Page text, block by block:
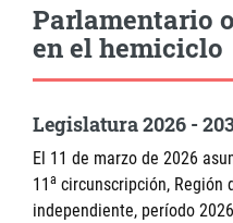
Parlamentario
en el hemiciclo
Legislatura 2026 -
El 11 de marzo de 2026
11 a circunscripción, Región
independiente, período